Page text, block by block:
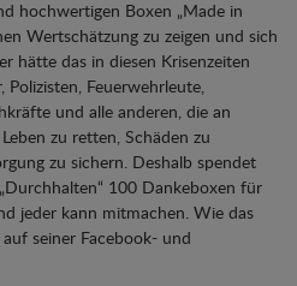
hochwertigen Boxen „Made in
Wertschätzung zu zeigen und sich
hätte das in diesen Krisenzeiten
Feuerwehrleute,
und alle anderen, die an
zu retten, Schäden zu
zu sichern. Deshalb spendet
100 Dankeboxen für
jeder kann mitmachen. Wie das
seiner Facebook- und